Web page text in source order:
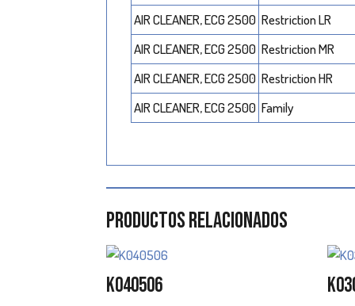
AIR CLEANER, ECG 2500 Restriction LR
AIR CLEANER, ECG 2500 Restriction MR
AIR CLEANER, ECG 2500 Restriction HR
AIR CLEANER, ECG 2500 Family
Productos relacionados
K040506